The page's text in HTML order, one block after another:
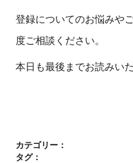
登録についてのお悩みや
度ご相談ください。
本日も最後までお読みい
カテゴリー：
タグ：